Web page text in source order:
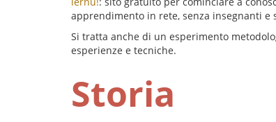
apprendimento in rete, senza insegnanti e
Si tratta anche di un esperimento
esperienze e tecniche.
Storia